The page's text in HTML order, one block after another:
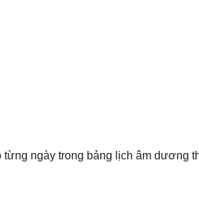
ngày trong bảng lịch âm dương